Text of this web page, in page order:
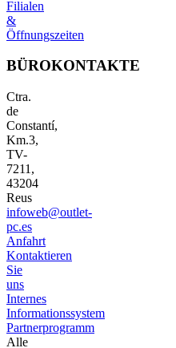
Filialen
&
Öffnungszeiten
BÜROKONTAKTE
Ctra.
de
Constantí,
Km.3,
TV-
7211,
43204
Reus
infoweb@outlet-
pc.es
Anfahrt
Kontaktieren
Sie
uns
Internes
Informationssystem
Partnerprogramm
Alle